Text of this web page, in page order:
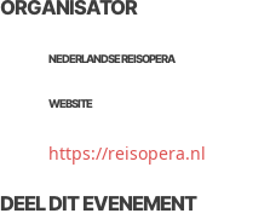
ORGANISATOR
NEDERLANDSE REISOPERA
WEBSITE
https://reisopera.nl
DEEL DIT EVENEMENT